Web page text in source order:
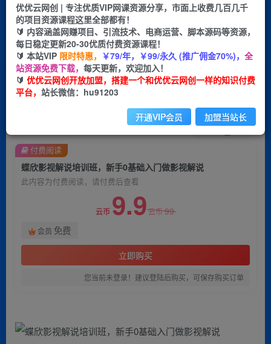
挂机 项目
脚本卡密
APP下载
GO
首页 创业课程 会员免费 正文
蝶欣影视解说培训班，新手0基础入门做影视解说
关注 私信
蝶欣影视解说培训班，新手0基础入门做影视解说
此内容为付费阅读，请付费后查看
云币 9.9云币99
会员 免费
立即购买
您当前未登录！建议登陆后购买，可保存购买订单
付费阅读
优优云网创 | 专注优质VIP网课资源分享，市面上收费几百几千
的项目资源课程这里全部都有！
🔰 内容涵盖网赚项目、引流技术、电商运营、脚本源码等资源，
每日稳定更新20-30优质付费资源课程！
🔰 本站VIP 限时特惠， ￥79/年，￥99/永久 (推广佣金70%)， 全
站资源免费下载， 每天更新，欢迎加入！
🔰 优优云网创开放加盟，搭建一个和优优云网创一样的知识付费
平台， 站长微信：hu91203
开通VIP会员 加盟当站长